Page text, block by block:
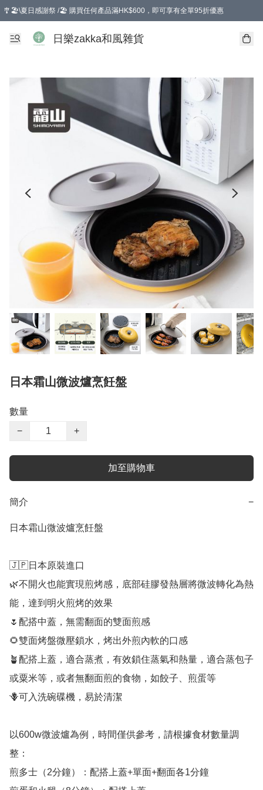
🎐🏖️\夏日感謝祭 /🏖️ 購買任何產品滿HK$600，即可享有全單95折優惠
選擇GoGoX住宅/工商地址配送，單一訂單消費購物滿HK$680(折扣後），可享有
日樂zakka和風雜貨
日本霜山微波爐烹飪盤
數量
−
+
加至購物車
簡介 −
日本霜山微波爐烹飪盤
🇯🇵日本原裝進口
🌿不開火也能實現煎烤感，底部硅膠發熱層將微波轉化為熱
能，達到明火煎烤的效果
🌷配搭中蓋，無需翻面的雙面煎感
🌻雙面烤盤微壓鎖水，烤出外煎內軟的口感
🪴配搭上蓋，適合蒸煮，有效鎖住蒸氣和熱量，適合蒸包子
或粟米等，或者無翻面煎的食物，如餃子、煎蛋等
🪻可入洗碗碟機，易於清潔
以600w微波爐為例，時間僅供參考，請根據食材數量調
整：
煎多士（2分鐘）：配搭上蓋+單面+翻面各1分鐘